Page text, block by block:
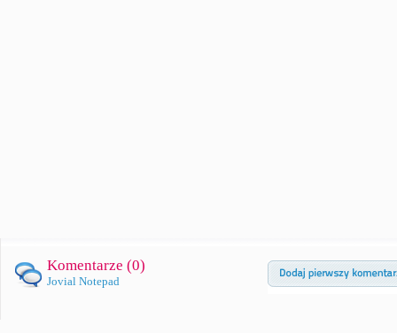
Komentarze (0)
Jovial Notepad